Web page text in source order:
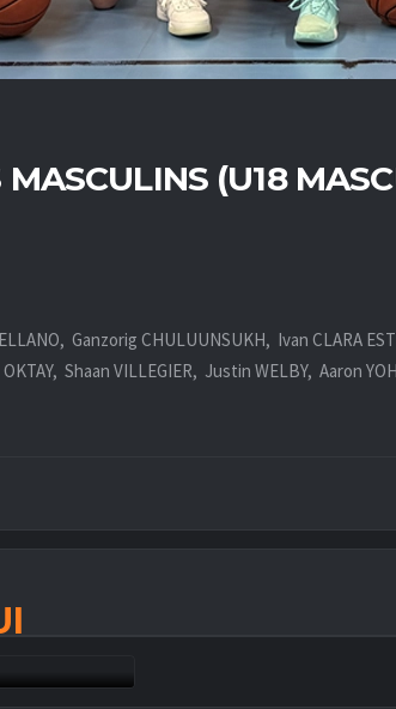
(U18
Ganzorig CHULUUNSUKH, Ivan CLARA
Shaan VILLEGIER, Justin WELBY, Aaron